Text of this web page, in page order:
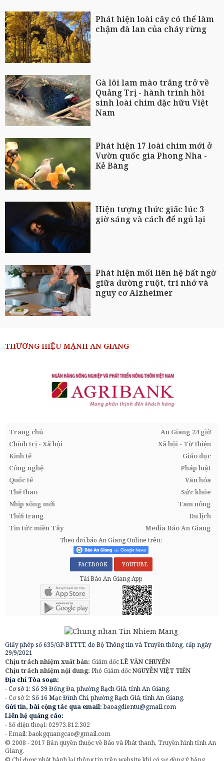
Phát hiện loài cây có thể làm
chậm đà lan của cháy rừng
Gà lôi lam mào trắng trở về
Quảng Trị - hành trình hồi
sinh loài chim đặc hữu Việt
Nam
Phát hiện 17 loài chim mới ở
Vườn quốc gia Phong Nha -
Kẻ Bàng
Hiện tượng thức giấc lúc 3
giờ sáng và cách để ngủ lại
Phát hiện mối liên hệ bất ngờ
giữa đường ruột, trí nhớ và
nguy cơ Alzheimer
THƯƠNG HIỆU MẠNH AN GIANG
Trang chủ
An Giang 24 giờ
Chính trị - Xã hội
Xã hội - Từ thiện
Kinh tế
Giáo dục
Công nghệ
Pháp luật
Quốc tế
Văn hóa
Thể thao
Sức khỏe
Nhịp sống mới
Tam nông
Thời trang
Du lịch
Tin tức miền Tây
Media Báo An Giang
Theo dõi báo An Giang Online trên:
FACEBOOK YOUTUBE
Tải Báo An Giang App
Giấy phép số 635/GP-BTTTT, do Bộ Thông tin và Truyền thông, cấp ngày
29/9/2021
Chịu trách nhiệm xuất bản: Giám đốcLÊ VĂN CHUYỂN
Chịu trách nhiệm nội dung: Phó Giám đốcNGUYỄN VIỆT TIẾN
Địa chỉ Tòa soạn:
- Cơ sở 1: Số 39 Đống Đa, phường Rạch Giá, tỉnh An Giang.
- Cơ sở 2: Số 16 Mạc Đĩnh Chi, phường Rạch Giá, tỉnh An Giang.
Gửi tin, bài cộng tác qua email:baoagdientu@gmail.com
Liên hệ quảng cáo:
- Số điện thoại: 02973.812.302
- Email:baokgquangcao@gmail.com
© 2008 - 2017 Bản quyền thuộc về Báo và Phát thanh, Truyền hình tỉnh An
Giang.